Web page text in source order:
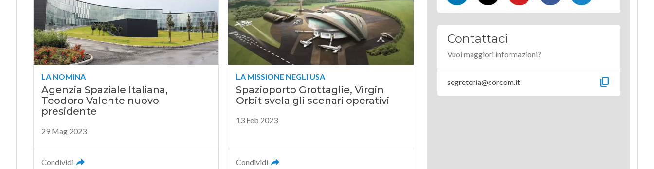
LA NOMINA
Agenzia Spaziale Italiana,
Teodoro Valente nuovo
presidente
29 Mag 2023
Condividi
LA MISSIONE NEGLI USA
Spazioporto Grottaglie, Virgin
Orbit svela gli scenari operativi
13 Feb 2023
Condividi
Contattaci
Vuoi maggiori informazioni?
segreteria@corcom.it content_copy